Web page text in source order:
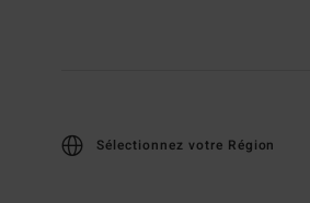
Sélectionnez votre Région